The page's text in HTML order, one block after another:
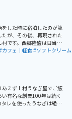
した時に宿泊したのが龍
が、その後、再現された
です。西郷隆盛は日当山
りを楽しんだそうです。
盛公が日当山を訪れた際
敷地内の物産館には、地
「日当山無垢食堂」があ
車場があります。
カフェ｜軽食#ソフトクリーム
えず上村うなぎ屋でご飯
有名な創業100年は続く
レを使ったうなぎは絶品
んでにぎわう人吉市の人